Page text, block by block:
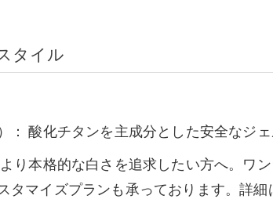
タイル
： 酸化チタンを主成分とした安全なジ
り本格的な白さを追求したい方へ。ワ
タマイズプランも承っております。詳細